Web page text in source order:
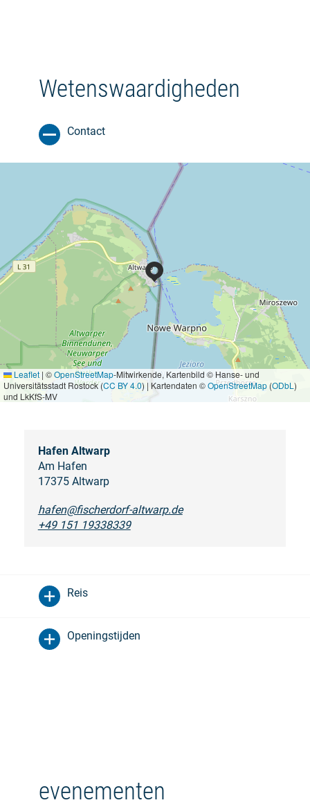
Wetenswaardigheden
Contact
Leaflet | ©OpenStreetMap-Mitwirkende, Kartenbild © Hanse- und
Universitätsstadt Rostock (CC BY 4.0) | Kartendaten ©OpenStreetMap (ODbL )
und LkKfS-MV
Hafen Altwarp
Am Hafen
17375 Altwarp
hafen@fischerdorf-altwarp.de
+49 151 19338339
Reis
Openingstijden
evenementen